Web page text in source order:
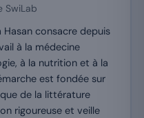
SwiLab
Hasan consacre depuis
à la médecine
à la nutrition et à la
est fondée sur
de la littérature
rigoureuse et veille